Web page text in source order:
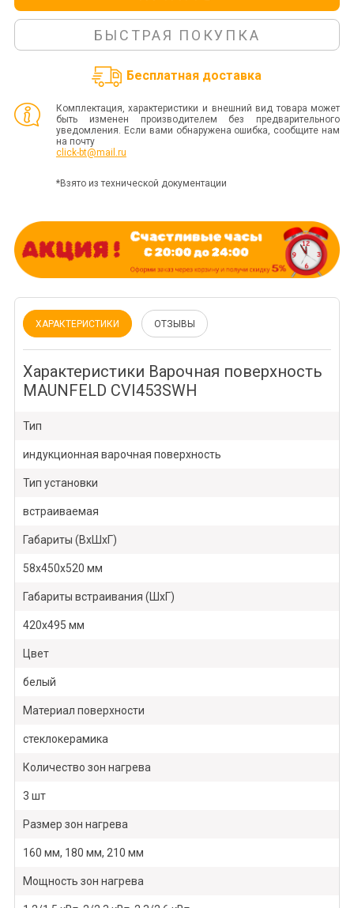
БЫСТРАЯ ПОКУПКА
Бесплатная доставка
Комплектация, характеристики и внешний вид товара может
быть изменен производителем без предварительного
уведомления. Если вами обнаружена ошибка, сообщите нам
на почту
click-bt@mail.ru
*Взято из технической документации
ХАРАКТЕРИСТИКИ ОТЗЫВЫ
Характеристики Варочная поверхность
MAUNFELD CVI453SWH
Тип
индукционная варочная поверхность
Тип установки
встраиваемая
Габариты (ВхШхГ)
58х450х520 мм
Габариты встраивания (ШхГ)
420х495 мм
Цвет
белый
Материал поверхности
стеклокерамика
Количество зон нагрева
3 шт
Размер зон нагрева
160 мм, 180 мм, 210 мм
Мощность зон нагрева